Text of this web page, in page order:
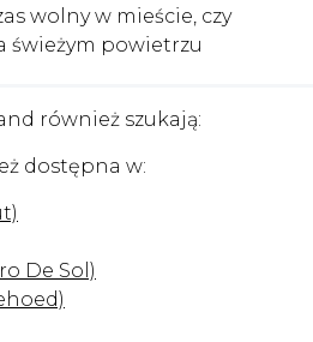
wolny w mieście, czy
świeżym powietrzu
również szukają:
dostępna w:
De Sol)